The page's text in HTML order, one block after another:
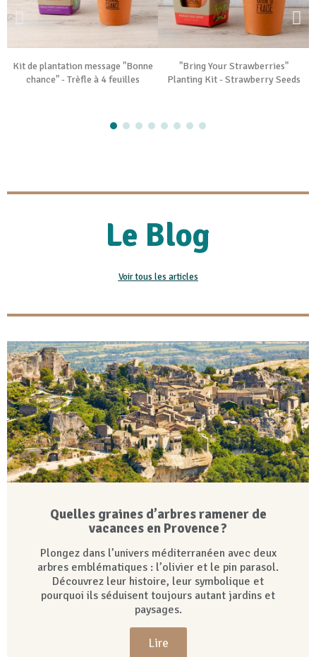
Kit de plantation message "Bonne
chance" - Trèfle à 4 feuilles
"Bring Your Strawberries"
Planting Kit - Strawberry Seeds
Le Blog
Voir tous les articles
Quelles graines d’arbres ramener de
vacances en Provence ?
Plongez dans l’univers méditerranéen avec deux
arbres emblématiques : l’olivier et le pin parasol.
Découvrez leur histoire, leur symbolique et
pourquoi ils séduisent toujours autant jardins et
paysages.
Lire